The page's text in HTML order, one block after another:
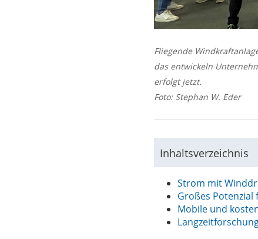
Fliegende
das entwickeln
erfolgt jetzt.
Foto: Stephan W. Eder
Inhaltsverzeichnis
Strom mit
Großes
Mobile und